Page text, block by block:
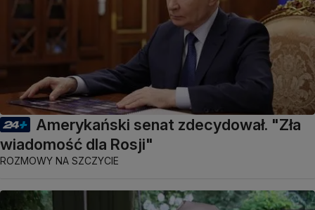
Amerykański senat zdecydował. "Zła
wiadomość dla Rosji"
ROZMOWY NA SZCZYCIE